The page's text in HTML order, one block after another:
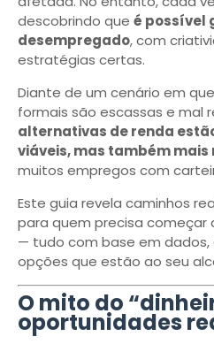
descobrindo que é possível
desempregado, com
estratégias certas.
Diante de um cenário em
formais são escassas e mal
alternativas de renda
viáveis, mas também mais
muitos empregos com
Este guia revela caminhos
para quem precisa começar
— tudo com base em
opções que estão ao seu
O mito do
oportunidades